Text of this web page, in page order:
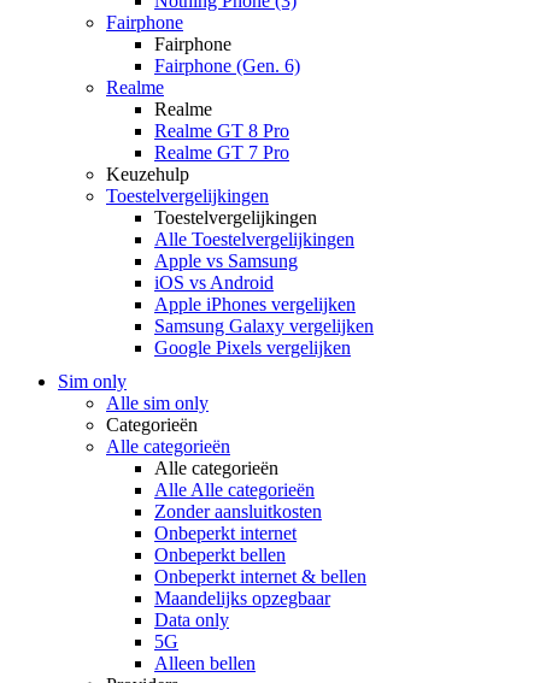
Fairphone
Fairphone
Fairphone (Gen. 6)
Realme
Realme
Realme GT 8 Pro
Realme GT 7 Pro
Keuzehulp
Toestelvergelijkingen
Toestelvergelijkingen
Alle Toestelvergelijkingen
Apple vs Samsung
iOS vs Android
Apple iPhones vergelijken
Samsung Galaxy vergelijken
Google Pixels vergelijken
Sim only
Alle sim only
Categorieën
Alle categorieën
Alle categorieën
Alle Alle categorieën
Zonder aansluitkosten
Onbeperkt internet
Onbeperkt bellen
Onbeperkt internet & bellen
Maandelijks opzegbaar
Data only
5G
Alleen bellen